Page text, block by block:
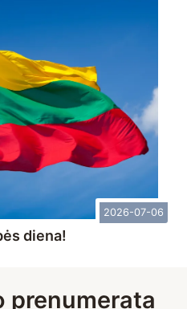
2026-07-06
diena!
prenumerata